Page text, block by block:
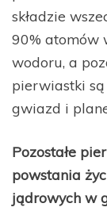
składzie
90% atomów
wodoru, a
pierwiastki
gwiazd i
Pozostałe
powstania
jądrowych w